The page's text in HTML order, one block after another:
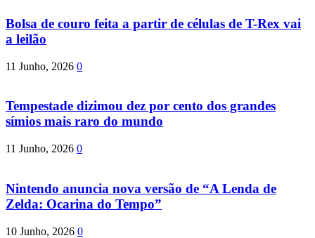
Bolsa de couro feita a partir de células de T-Rex vai
a leilão
11 Junho, 2026 0
Tempestade dizimou dez por cento dos grandes
símios mais raro do mundo
11 Junho, 2026 0
Nintendo anuncia nova versão de “A Lenda de
Zelda: Ocarina do Tempo”
10 Junho, 2026 0